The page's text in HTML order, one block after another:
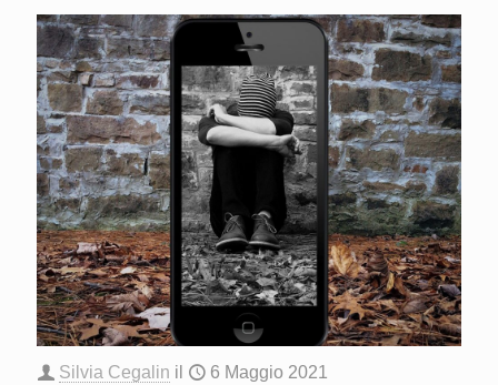
Silvia Cegalin il 6 Maggio 2021